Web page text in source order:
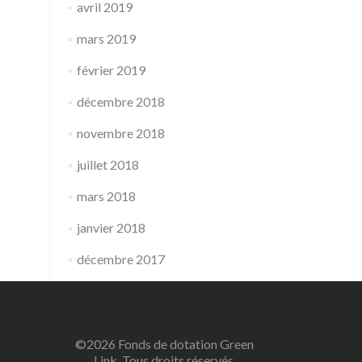
avril 2019
mars 2019
février 2019
décembre 2018
novembre 2018
juillet 2018
mars 2018
janvier 2018
décembre 2017
©2026 Fonds de dotation Green